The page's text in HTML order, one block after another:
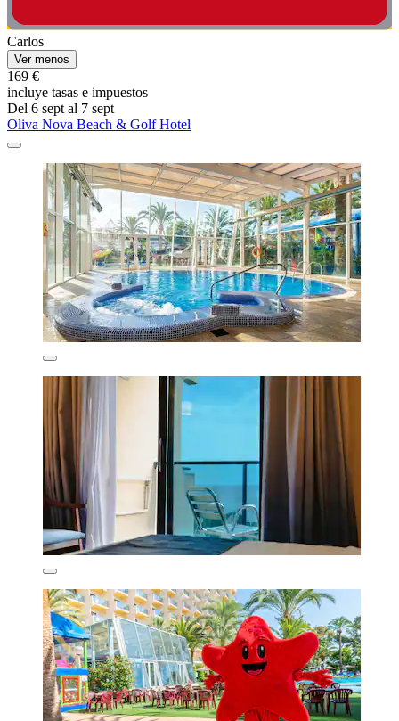
Carlos
Ver menos
169 €
incluye tasas e impuestos
Del 6 sept al 7 sept
Oliva Nova Beach & Golf Hotel